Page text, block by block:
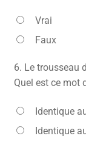
Vrai
Faux
6. Le trousseau
Quel est ce mot
Identique
Identique